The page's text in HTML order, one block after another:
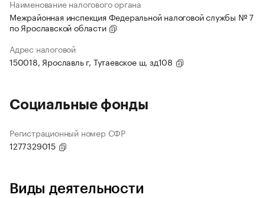
Наименование налогового органа
Межрайонная инспекция Федеральной налоговой службы № 7
по Ярославской области
Адрес налоговой
150018, Ярославль г, Тутаевское ш, зд108
Социальные фонды
Регистрационный номер СФР
1277329015
Виды деятельности